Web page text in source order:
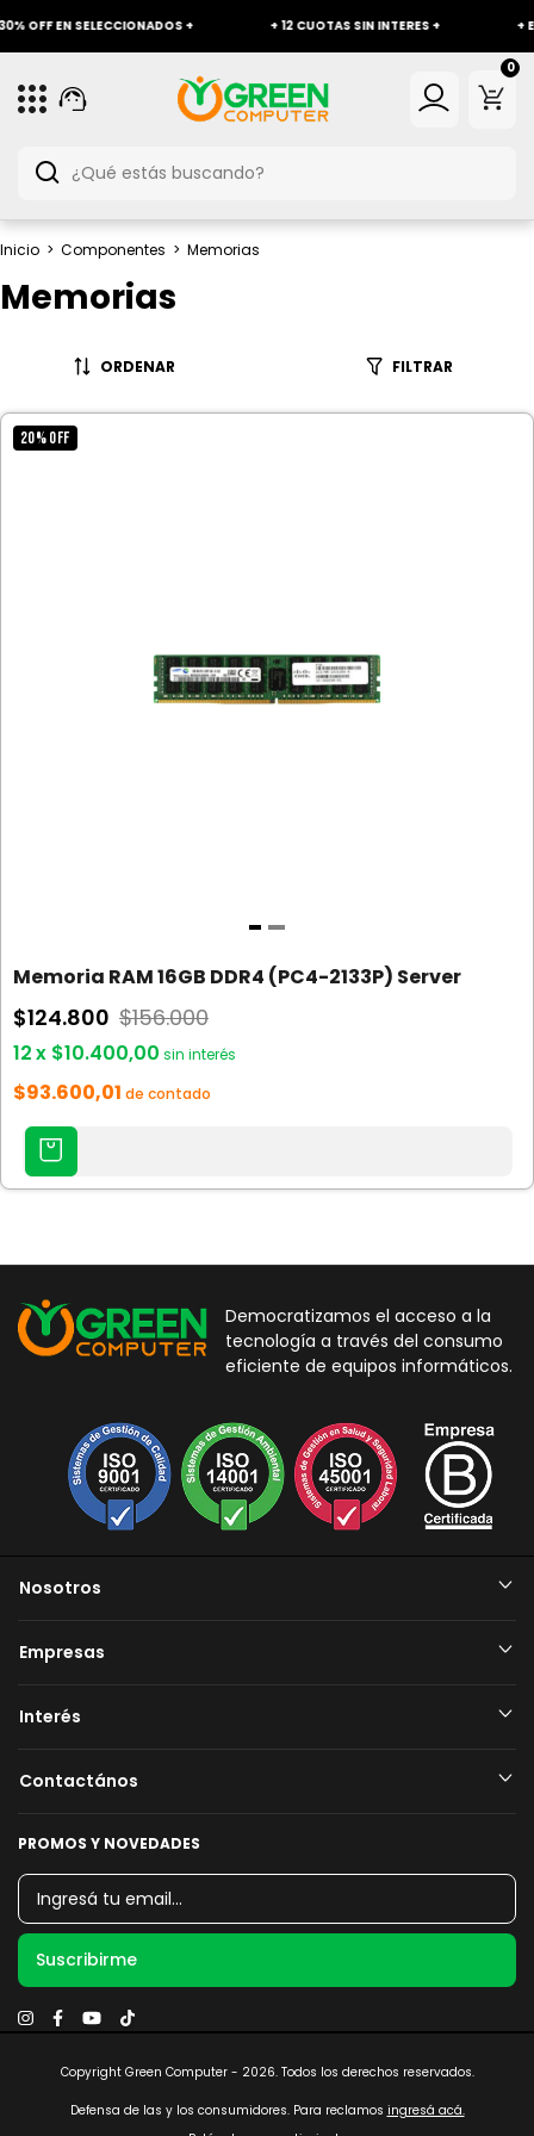
OFF EN SELECCIONADOS + + 12 CUOTAS SIN INTERES + +
0
Inicio > Componentes > Memorias
Memorias
ORDENAR FILTRAR
20%OFF
Memoria RAM 16GB DDR4 (PC4-2133P) Server
$124.800 $156.000
12x $10.400,00 sin interés
$93.600,01 de contado
Democratizamos el acceso a la
tecnología a través del consumo
eficiente de equipos informáticos.
Nosotros
Empresas
Interés
Contactános
PROMOS Y NOVEDADES
Copyright Green Computer - 2026. Todos los derechos reservados.
Defensa de las y los consumidores. Para reclamos ingresá acá.